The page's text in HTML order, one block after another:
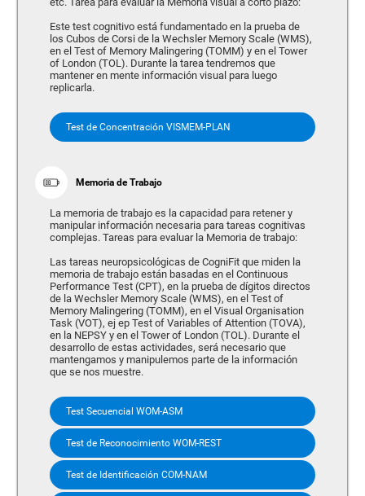
Este test cognitivo está fundamentado en la prueba de
los Cubos de Corsi de la Wechsler Memory Scale (WMS),
en el Test of Memory Malingering (TOMM) y en el Tower
of London (TOL). Durante la tarea tendremos que
mantener en mente información visual para luego
replicarla.
Test de Concentración VISMEM-PLAN
Memoria de Trabajo
La memoria de trabajo es la capacidad para retener y
manipular información necesaria para tareas cognitivas
complejas. Tareas para evaluar la Memoria de trabajo:
Las tareas neuropsicológicas de CogniFit que miden la
memoria de trabajo están basadas en el Continuous
Performance Test (CPT), en la prueba de dígitos directos
de la Wechsler Memory Scale (WMS), en el Test of
Memory Malingering (TOMM), en el Visual Organisation
Task (VOT), ej ep Test of Variables of Attention (TOVA),
en la NEPSY y en el Tower of London (TOL). Durante el
desarrollo de estas actividades, será necesario que
mantengamos y manipulemos parte de la información
que se nos muestre.
Test Secuencial WOM-ASM
Test de Reconocimiento WOM-REST
Test de Identificación COM-NAM